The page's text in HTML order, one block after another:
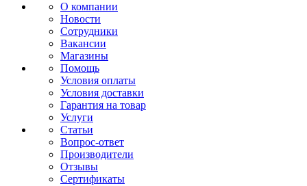
О компании
Новости
Сотрудники
Вакансии
Магазины
Помощь
Условия оплаты
Условия доставки
Гарантия на товар
Услуги
Статьи
Вопрос-ответ
Производители
Отзывы
Сертификаты